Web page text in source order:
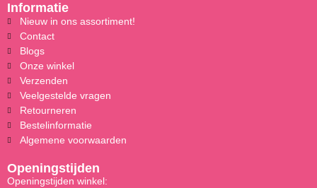
Informatie
Nieuw in ons assortiment!
Contact
Blogs
Onze winkel
Verzenden
Veelgestelde vragen
Retourneren
Bestelinformatie
Algemene voorwaarden
Openingstijden
Openingstijden winkel: